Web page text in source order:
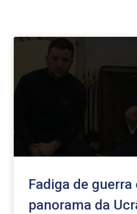
Fadiga de guerra
panorama da